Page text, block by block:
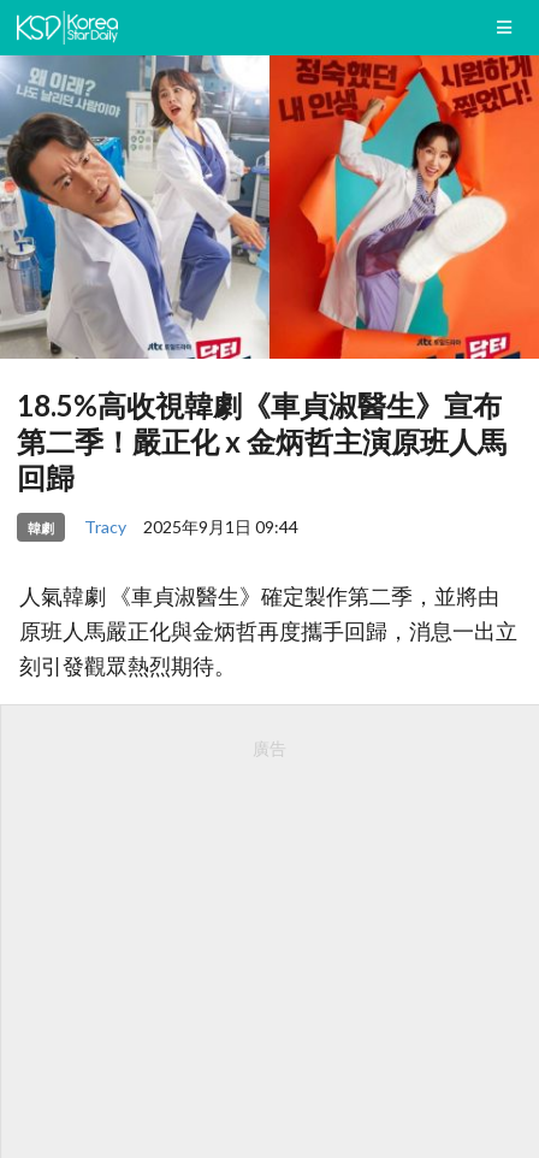
18.5%高收視韓劇《車貞淑醫生》宣布
第二季！嚴正化 x 金炳哲主演原班人馬
回歸
韓劇 Tracy 2025年9月1日 09:44
人氣韓劇 《車貞淑醫生》確定製作第二季，並將由
原班人馬嚴正化與金炳哲再度攜手回歸，消息一出立
刻引發觀眾熱烈期待。
廣告